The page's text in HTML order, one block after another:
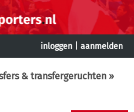
inloggen aanmelden
& transfergeruchten »